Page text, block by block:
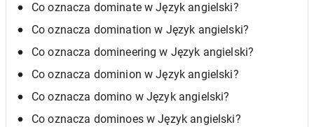
Co oznacza dominate w Język angielski?
Co oznacza domination w Język angielski?
Co oznacza domineering w Język angielski?
Co oznacza dominion w Język angielski?
Co oznacza domino w Język angielski?
Co oznacza dominoes w Język angielski?